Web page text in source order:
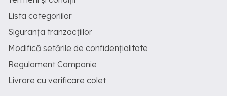
Lista categoriilor
Siguranța tranzacțiilor
Modifică setările de confidențialitate
Regulament Campanie
Livrare cu verificare colet